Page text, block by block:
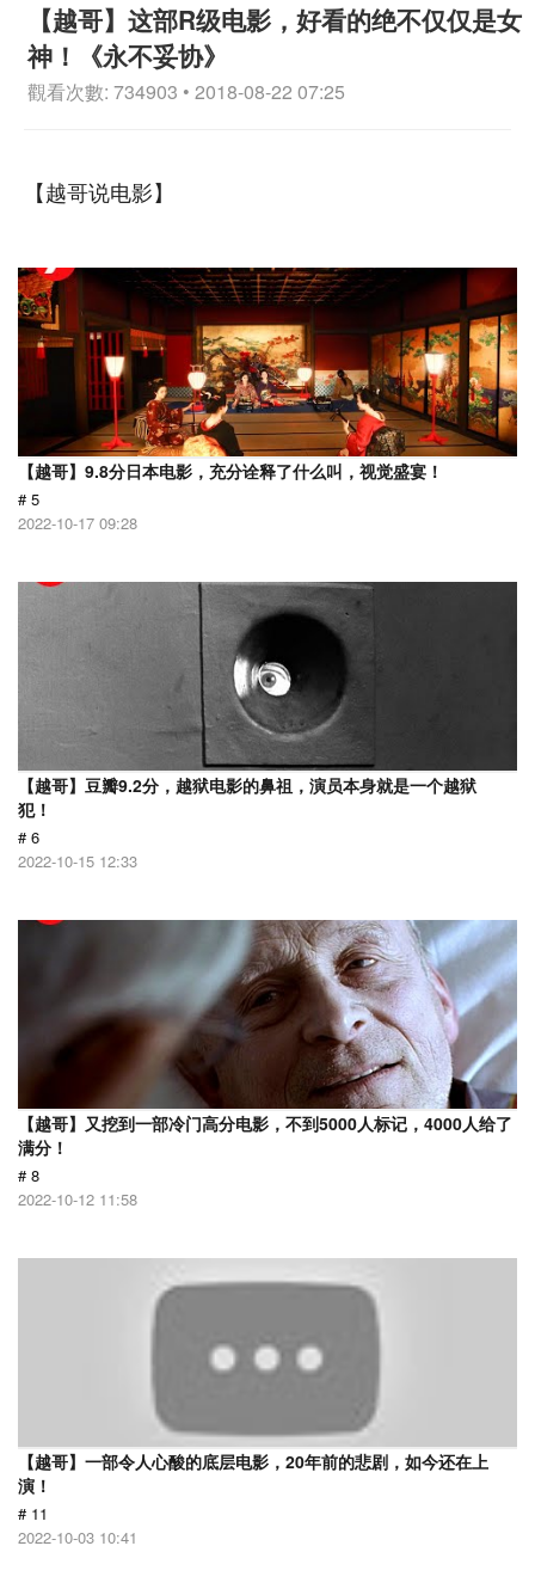
【越哥】这部R级电影，好看的绝不仅仅是女
神！《永不妥协》
觀看次數: 734903 • 2018-08-22 07:25
【越哥说电影】
【越哥】9.8分日本电影，充分诠释了什么叫，视觉盛宴！
# 5
2022-10-17 09:28
【越哥】豆瓣9.2分，越狱电影的鼻祖，演员本身就是一个越狱
犯！
# 6
2022-10-15 12:33
【越哥】又挖到一部冷门高分电影，不到5000人标记，4000人给了
满分！
# 8
2022-10-12 11:58
【越哥】一部令人心酸的底层电影，20年前的悲剧，如今还在上
演！
# 11
2022-10-03 10:41